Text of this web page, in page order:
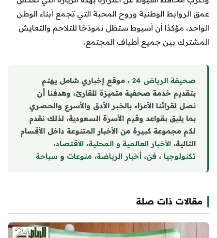
عمق الروابط الوطنية وروح المحبة التي تجمع أبناء الوطن
الواحد، مؤكدًا أن أسيوط ستظل نموذجًا للتلاحم والتعايش
المشترك بين جميع أطياف المجتمع.
صحيفة الرياض 24
، موقع إخباري شامل يهتم
بتقديم خدمة صحفية متميزة للقارئ، وهدفنا أن
نصل لقرائنا الأعزاء بالخبر الأدق والأسرع والحصري
بما يليق بقواعد وقيم الأسرة السعودية، لذلك نقدم
لكم مجموعة كبيرة من الأخبار المتنوعة داخل الأقسام
التالية، الأخبار العالمية و المحلية، الاقتصاد،
تكنولوجيا ، فن، أخبار الرياضة، منوعات و سياحة
مقالات ذات صلة